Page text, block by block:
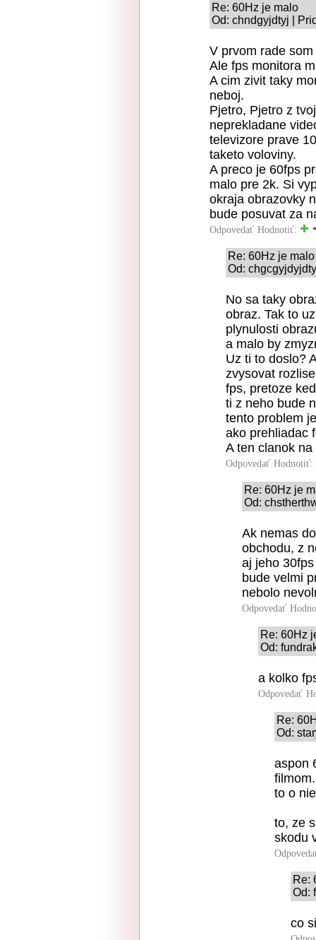
Re: 60Hz je malo
Od: chndgyjdtyj |
V prvom rade
Ale fps monitora
A cim zivit taky
neboj.
Pjetro, Pjetro z
neprekladane
televizore prave
taketo voloviny.
A preco je 60fps
malo pre 2k. Si
okraja obrazovky
bude posuvat za
Odpovedať Hodnotiť:
Re: 60Hz je malo
Od:
No sa taky
obraz. Tak to
plynulosti
a malo by
Uz ti to doslo?
zvysovat
fps, pretoze
ti z neho bude
tento problem
ako prehliadac
A ten clanok
Odpovedať Hodnotiť:
Re: 60Hz je
Od:
Ak nemas
obchodu, z
aj jeho
bude velmi
nebolo
Odpovedať
Re: 60Hz
Od:
a kolko
Odpovedať
Re:
Od:
aspon
to o
to, ze
skodu
Re:
Od:
co